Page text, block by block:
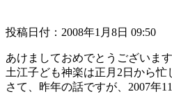
投稿日付：2008年1月8日 09:50
あけましておめでとうございます
土江子ども神楽は正月2日から忙
さて、昨年の話ですが、2007年